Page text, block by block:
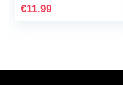
Compatibel met
€11.99